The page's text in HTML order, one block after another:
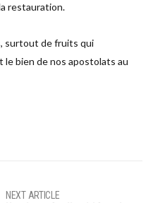
restauration.
surtout de fruits qui
le bien de nos apostolats au
NEXT ARTICLE